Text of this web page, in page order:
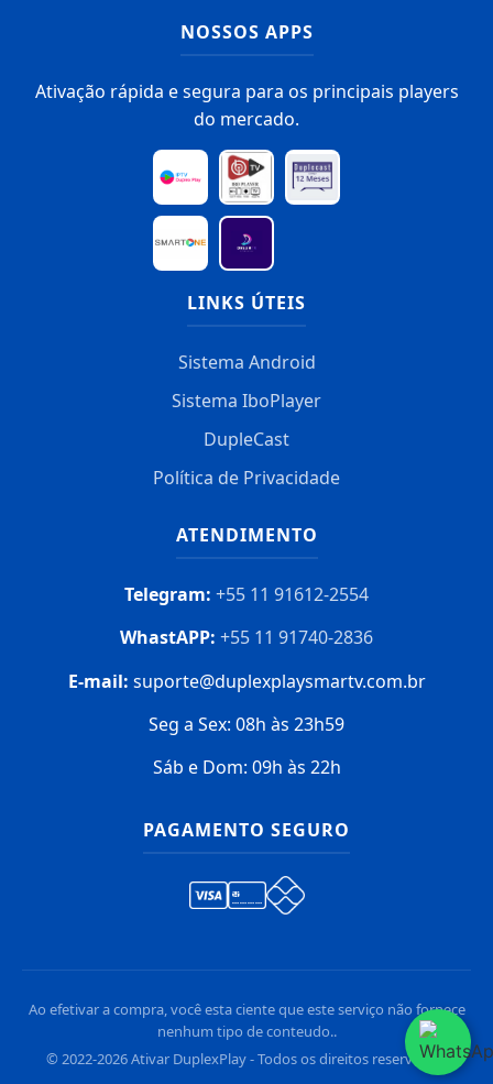
NOSSOS APPS
Ativação rápida e segura para os principais players
do mercado.
LINKS ÚTEIS
Sistema Android
Sistema IboPlayer
DupleCast
Política de Privacidade
ATENDIMENTO
Telegram: +55 11 91612-2554
WhastAPP: +55 11 91740-2836
E-mail: suporte@duplexplaysmartv.com.br
Seg a Sex: 08h às 23h59
Sáb e Dom: 09h às 22h
PAGAMENTO SEGURO
Ao efetivar a compra, você esta ciente que este serviço não fornece
nenhum tipo de conteudo..
© 2022-2026 Ativar DuplexPlay - Todos os direitos reservados.